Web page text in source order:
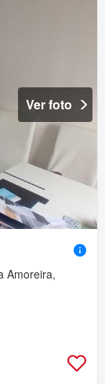
Ver foto
Amoreira,